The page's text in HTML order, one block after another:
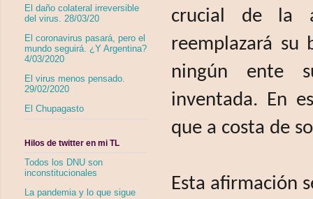
crucial de la
reemplazará su
ningún ente
inventada. En
que a costa de
Esta afirmación
El daño colateral irreversible
del virus. 28/03/20
El coronavirus pasará, pero el
mundo seguirá. ¿Y Argentina?
4/03/2020
El virus menos pensado.
29/02/2020
El Chupagasto
Hilos de twitter en mi TL
Todos los DNU son
inconstitucionales
La pandemia y lo que sigue